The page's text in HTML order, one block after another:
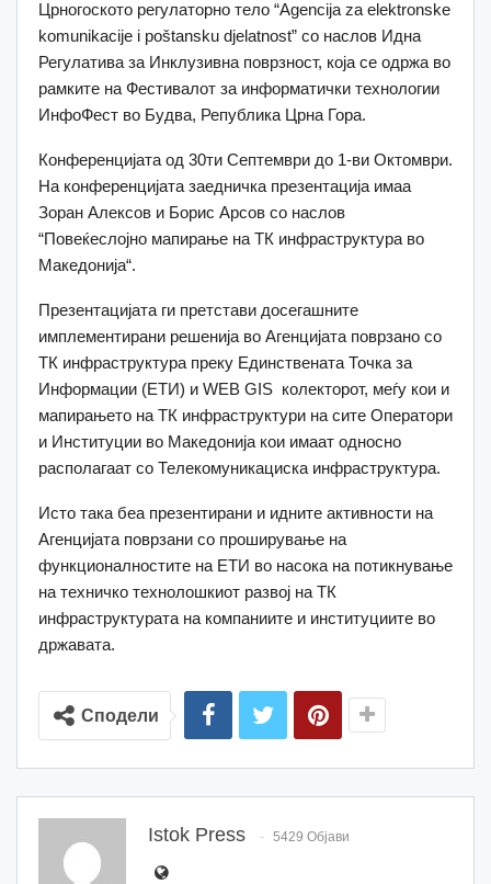
Црногоското регулаторно тело “Agencija za elektronske
komunikacije i poštansku djelatnost” со наслов Идна
Регулатива за Инклузивна поврзност, која се одржa во
рамките на Фестивалот за информатички технологии
ИнфоФест во Будва, Република Црна Гора.
Конференцијата од 30ти Септември до 1-ви Октомври.
На конференцијата заедничка презентација имаа
Зоран Алексов и Борис Арсов со наслов
“Повеќеслојно мапирање на ТК инфраструктура во
Македонија“.
Презентацијата ги претстави досегашните
имплементирани решенија во Агенцијата поврзано со
ТК инфраструктура преку Единствената Точка за
Информации (ЕТИ) и WEB GIS колекторот, меѓу кои и
мапирањето на ТК инфраструктури на сите Оператори
и Институции во Македонија кои имаат односно
располагаат со Телекомуникациска инфраструктура.
Исто така беа презентирани и идните активности на
Агенцијата поврзани со проширување на
функционалностите на ЕТИ во насока на потикнување
на техничко технолошкиот развој на ТК
инфраструктурата на компаниите и институциите во
државата.
Сподели
Istok Press 5429 Објави